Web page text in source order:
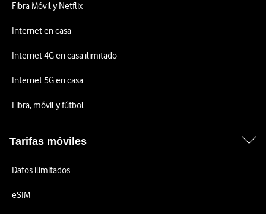
Fibra Móvil y Netflix
Internet en casa
Internet 4G en casa ilimitado
Internet 5G en casa
Fibra, móvil y fútbol
Tarifas móviles
Datos ilimitados
eSIM